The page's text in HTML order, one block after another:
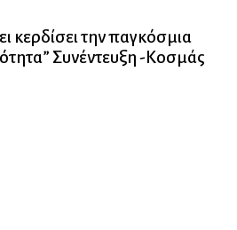
κερδίσει την παγκόσμια
Συνέντευξη -Κοσμάς